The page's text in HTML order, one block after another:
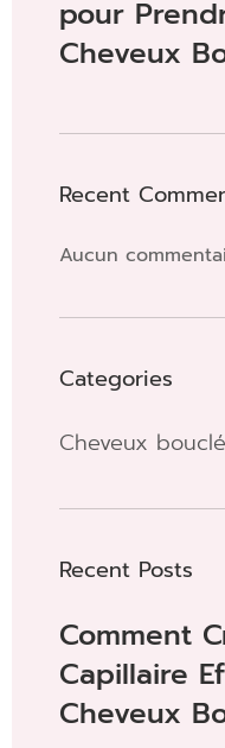
pour
Cheveux
Recent
Aucun
Categories
Cheveux
Recent Posts
Comment
Capillaire
Cheveux